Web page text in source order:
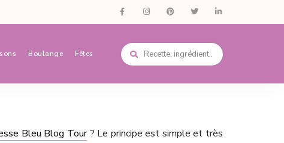
Boulange Fêtes
Bleu Blog Tour? Le principe est simple et très